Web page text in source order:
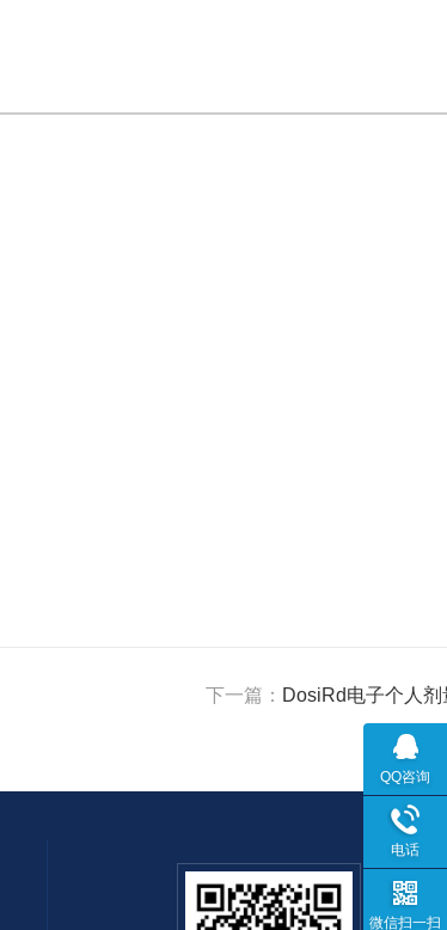
下一篇： DosiRd电子个人
QQ咨询
电话
微信扫一扫